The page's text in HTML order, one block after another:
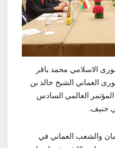
الاسلامي محمد باقر
العماني الشيخ خالد بن
العالمي السادس
جنيف.
والشعب العماني في